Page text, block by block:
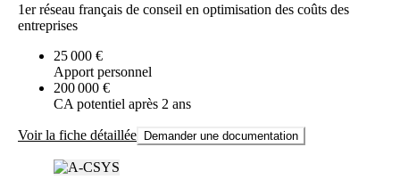
1er réseau français de conseil en optimisation des coûts des
entreprises
25 000 €
Apport personnel
200 000 €
CA potentiel après 2 ans
Voir la fiche détaillée Demander une documentation